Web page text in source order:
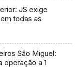
JS exige
todas as
São Miguel:
operação a 1